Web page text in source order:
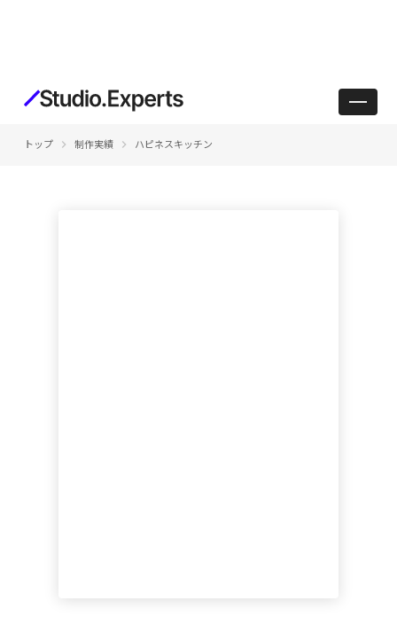
トップ keyboard_arrow_right 制作実績 keyboard_arrow_right ハピネスキッチン